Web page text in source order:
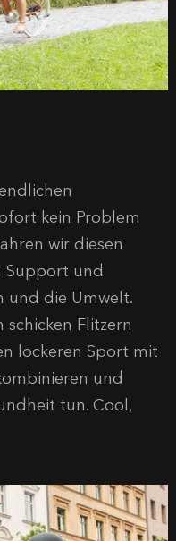
kein Problem
wir diesen
Support und
und die Umwelt.
Flitzern
lockeren Sport mit
und
tun. Cool,